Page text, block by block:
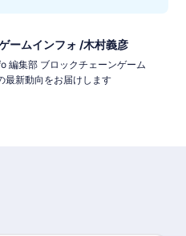
ームインフォ /木村義彦
編集部 ブロックチェーンゲーム
最新動向をお届けします